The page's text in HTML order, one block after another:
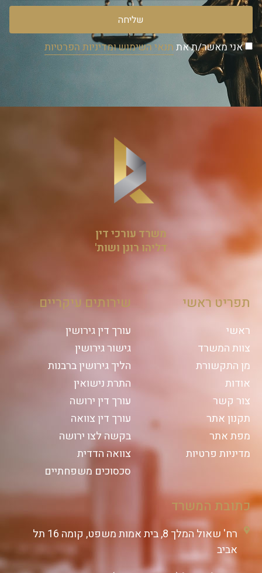
אני מאשר/ת את תנאי השימוש ומדיניות הפרטיות
שליחה
משרד עורכי דין
דליהו רונן ושות'
תפריט ראשי
ראשי
צוות המשרד
מן התקשורת
אודות
צור קשר
תקנון אתר
מפת אתר
מדיניות פרטיות
שירותים עיקריים
עורך דין גירושין
גישור גירושין
הליך גירושין ברבנות
התרת נישואין
עורך דין ירושה
עורך דין צוואה
בקשה לצו ירושה
צוואה הדדית
סכסוכים משפחתיים
כתובת המשרד
רח' שאול המלך 8, בית אמות משפט, קומה 16 תל
אביב